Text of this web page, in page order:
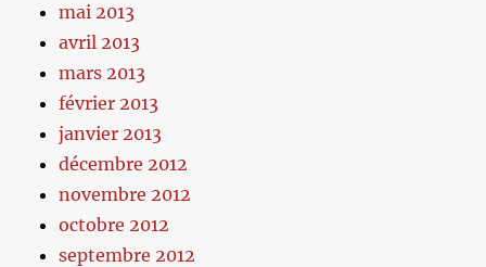
mai 2013
avril 2013
mars 2013
février 2013
janvier 2013
décembre 2012
novembre 2012
octobre 2012
septembre 2012